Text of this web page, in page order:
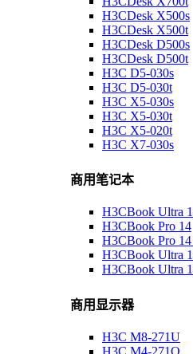
H3CDesk X500s
H3CDesk X500t
H3CDesk D500s
H3CDesk D500t
H3C D5-030s
H3C D5-030t
H3C X5-030s
H3C X5-030t
H3C X5-020t
H3C X7-030s
商用笔记本
H3CBook Ultra
H3CBook Pro 14
H3CBook Pro
H3CBook Ultra
H3CBook Ultra
商用显示器
H3C M8-271U
H3C M4-271Q